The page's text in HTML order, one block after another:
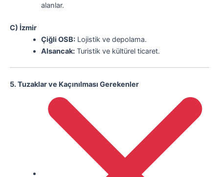
alanlar.
C) İzmir
Çiğli OSB:Lojistik ve depolama.
Alsancak:Turistik ve kültürel ticaret.
5. Tuzaklar ve Kaçınılması Gerekenler